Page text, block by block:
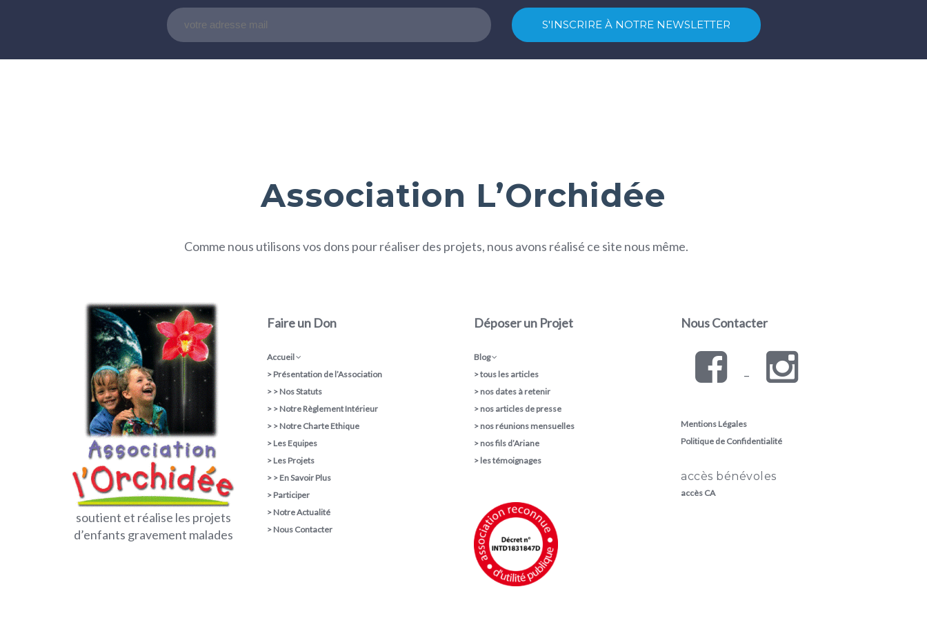
Association L’Orchidée
Comme nous utilisons vos dons pour réaliser des projets, nous avons réalisé ce site nous même.
soutient et réalise les projets
d’enfants gravement malades
Faire un Don
Accueil
> Présentation de l’Association
> > Nos Statuts
> > Notre Règlement Intérieur
> > Notre Charte Ethique
> Les Equipes
> Les Projets
> > En Savoir Plus
> Participer
> Notre Actualité
> Nous Contacter
Déposer un Projet
Blog
>tous les articles
> nos dates à retenir
> nos articles de presse
> nos réunions mensuelles
> nos fils d’Ariane
> les témoignages
Nous Contacter
–
Mentions Légales
Politique de Confidentialité
accès bénévoles
accès CA